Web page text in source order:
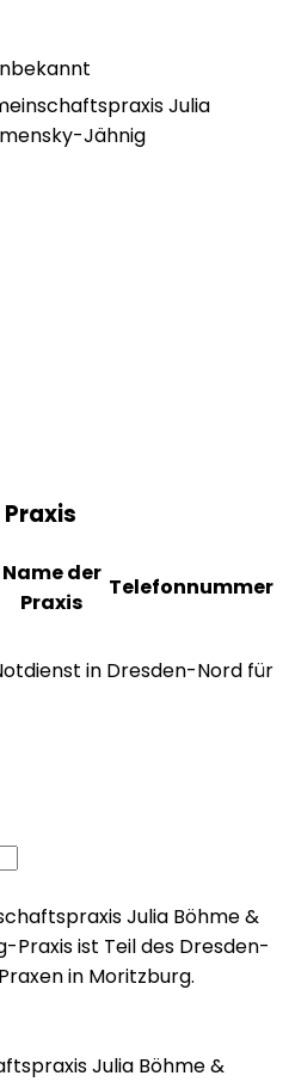
Julia
Jähnig
Name der
Praxis
Telefonnummer
in Dresden-Nord für
Julia Böhme &
Praxis ist Teil des Dresden-
in Moritzburg.
Julia Böhme &